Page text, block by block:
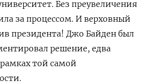
Без преувеличения
за процессом. И верховный
президента! Джо Байден был
решение, едва
той самой